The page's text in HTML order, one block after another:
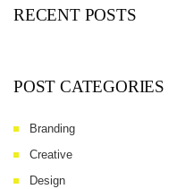
RECENT POSTS
POST CATEGORIES
Branding
Creative
Design